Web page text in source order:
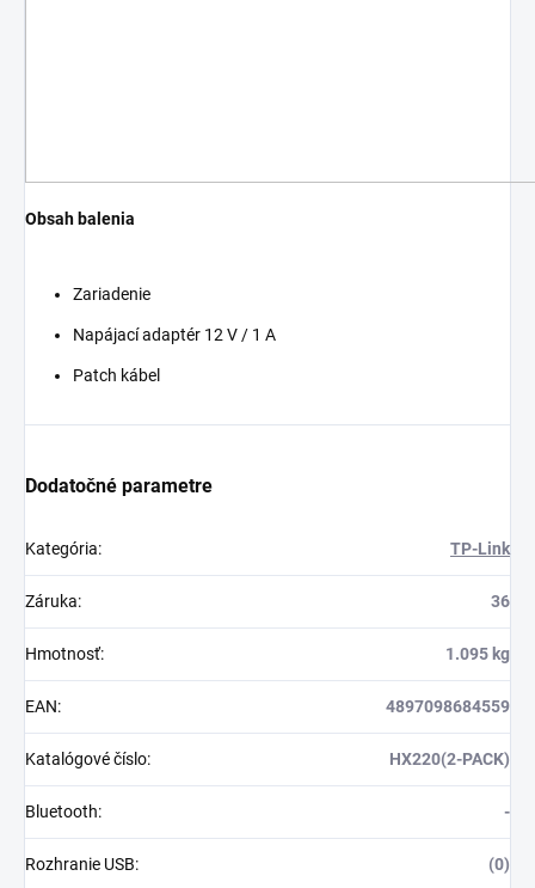
Obsah balenia
Zariadenie
Napájací adaptér 12 V / 1 A
Patch kábel
Dodatočné parametre
Kategória: TP-Link
Záruka: 36
Hmotnosť: 1.095 kg
EAN: 4897098684559
Katalógové číslo: HX220(2-PACK)
Bluetooth: -
Rozhranie USB: (0)